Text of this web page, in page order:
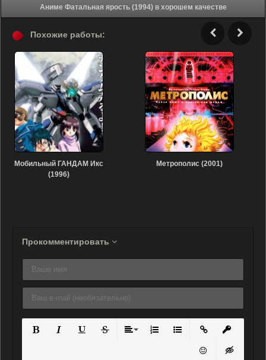
Аниме Фатальная ярость (1994) в хорошем качестве
Похожие работы:
Мобильный ГАНДАМ Икс
(1996)
Метрополис (2001)
Прокомментировать
Нумерованный список
Маркированный
Вставить ссылку
Вставить